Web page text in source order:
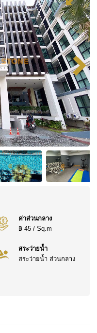
ค่าส่วนกลาง
฿ 45 / Sq.m
สระว่ายน้ำ
สระว่ายน้ำ ส่วนกลาง